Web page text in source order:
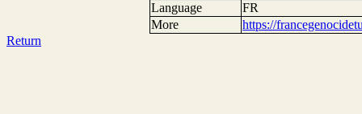
Language
FR
More
https://
Return